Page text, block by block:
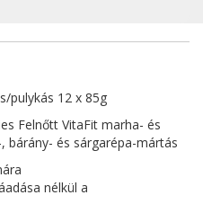
pulykás 12 x 85g
Felnőtt VitaFit marha- és
bárány- és sárgarépa-mártás
nélkül a